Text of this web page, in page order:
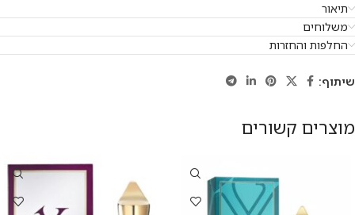
תיאור
משלוחים
החלפות והחזרות
שיתוף:
מוצרים קשורים